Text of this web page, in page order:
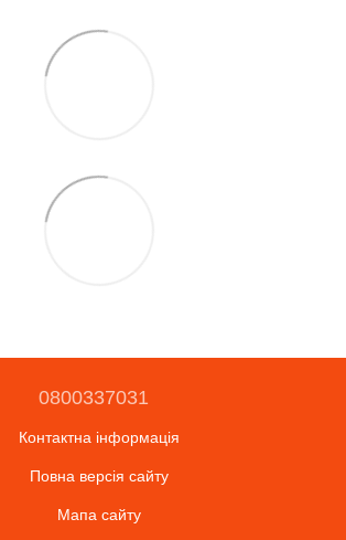
0800337031
Контактна інформація
Повна версія сайту
Мапа сайту